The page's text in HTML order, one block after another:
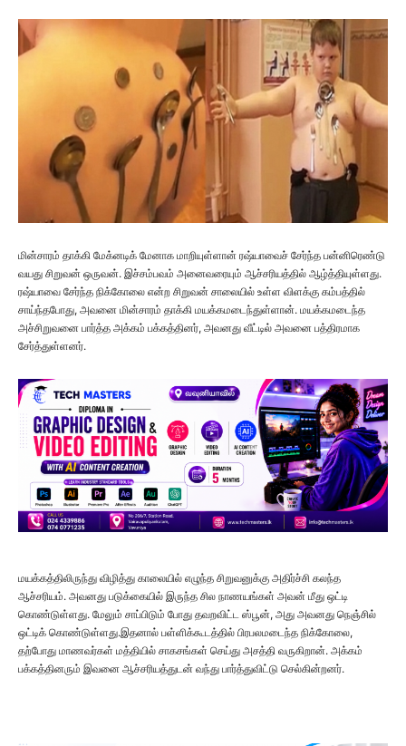
மின்சாரம் தாக்கி மேக்னடிக் மேனாக மாறியுள்ளான் ரஷ்யாவைச் சேர்ந்த பன்னிரெண்டு
வயது சிறுவன் ஒருவன். இச்சம்பவம் அனைவரையும் ஆச்சரியத்தில் ஆழ்த்தியுள்ளது.
ரஷ்யாவை சேர்ந்த நிக்கோலை என்ற சிறுவன் சாலையில் உள்ள விளக்கு கம்பத்தில்
சாய்ந்தபோது, அவனை மின்சாரம் தாக்கி மயக்கமடைந்துள்ளான். மயக்கமடைந்த
அச்சிறுவனை பார்த்த அக்கம் பக்கத்தினர், அவனது வீட்டில் அவனை பத்திரமாக
சேர்த்துள்ளனர்.
மயக்கத்திலிருந்து விழித்து காலையில் எழுந்த சிறுவனுக்கு அதிர்ச்சி கலந்த
ஆச்சரியம். அவனது படுக்கையில் இருந்த சில நாணயங்கள் அவன் மீது ஒட்டி
கொண்டுள்ளது. மேலும் சாப்பிடும் போது தவறவிட்ட ஸ்பூன், அது அவனது நெஞ்சில்
ஒட்டிக் கொண்டுள்ளது.இதனால் பள்ளிக்கூடத்தில் பிரபலமடைந்த நிக்கோலை,
தற்போது மாணவர்கள் மத்தியில் சாகசங்கள் செய்து அசத்தி வருகிறான். அக்கம்
பக்கத்தினரும் இவனை ஆச்சரியத்துடன் வந்து பார்த்துவிட்டு செல்கின்றனர்.